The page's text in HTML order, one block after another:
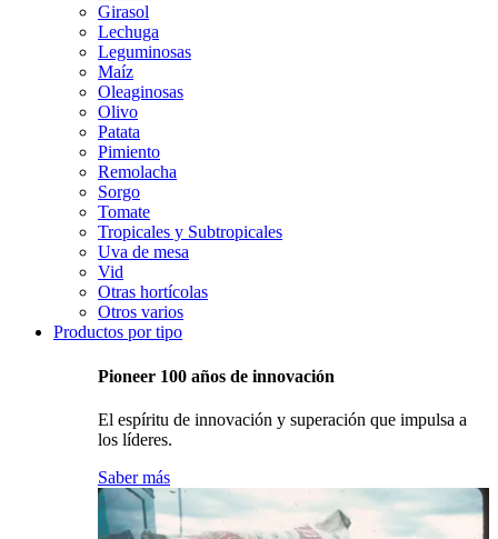
Girasol
Lechuga
Leguminosas
Maíz
Oleaginosas
Olivo
Patata
Pimiento
Remolacha
Sorgo
Tomate
Tropicales y Subtropicales
Uva de mesa
Vid
Otras hortícolas
Otros varios
Productos por tipo
Pioneer 100 años de innovación
El espíritu de innovación y superación que impulsa a
los líderes.
Saber más